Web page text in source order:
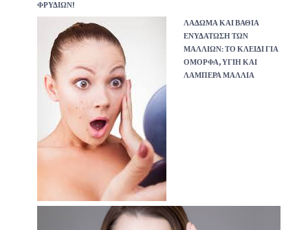
ΦΡΥΔΙΏΝ!
ΛΆΔΩΜΑ ΚΑΙ ΒΑΘΙΆ
ΕΝΥΔΆΤΩΣΗ ΤΩΝ
ΜΑΛΛΙΏΝ: ΤΟ ΚΛΕΙΔΊ ΓΙΑ
ΌΜΟΡΦΑ, ΥΓΙΉ ΚΑΙ
ΛΑΜΠΕΡΆ ΜΑΛΛΙΆ